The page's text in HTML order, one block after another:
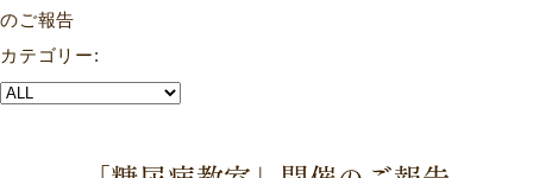
のご報告
カテゴリー: